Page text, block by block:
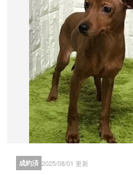
ミニピンを始めて約30年　シ
ィアにも協力しています。
ブリーダーからの紹介文
父犬はインターナショナルビュ
早期価格ですので興味のある方
成約済
成約済 2025/08/01 更新